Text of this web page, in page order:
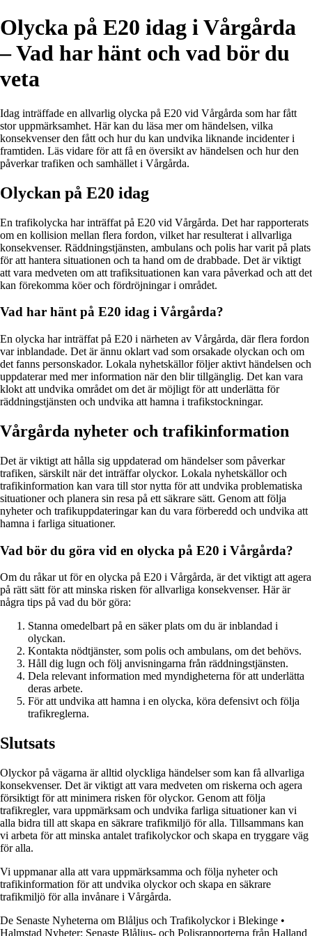
Olycka på E20 idag i Vårgårda
– Vad har hänt och vad bör du
veta
Idag inträffade en allvarlig olycka på E20 vid Vårgårda som har fått
stor uppmärksamhet. Här kan du läsa mer om händelsen, vilka
konsekvenser den fått och hur du kan undvika liknande incidenter i
framtiden. Läs vidare för att få en översikt av händelsen och hur den
påverkar trafiken och samhället i Vårgårda.
Olyckan på E20 idag
En trafikolycka har inträffat på E20 vid Vårgårda. Det har rapporterats
om en kollision mellan flera fordon, vilket har resulterat i allvarliga
konsekvenser. Räddningstjänsten, ambulans och polis har varit på plats
för att hantera situationen och ta hand om de drabbade. Det är viktigt
att vara medveten om att trafiksituationen kan vara påverkad och att det
kan förekomma köer och fördröjningar i området.
Vad har hänt på E20 idag i Vårgårda?
En olycka har inträffat på E20 i närheten av Vårgårda, där flera fordon
var inblandade. Det är ännu oklart vad som orsakade olyckan och om
det fanns personskador. Lokala nyhetskällor följer aktivt händelsen och
uppdaterar med mer information när den blir tillgänglig. Det kan vara
klokt att undvika området om det är möjligt för att underlätta för
räddningstjänsten och undvika att hamna i trafikstockningar.
Vårgårda nyheter och trafikinformation
Det är viktigt att hålla sig uppdaterad om händelser som påverkar
trafiken, särskilt när det inträffar olyckor. Lokala nyhetskällor och
trafikinformation kan vara till stor nytta för att undvika problematiska
situationer och planera sin resa på ett säkrare sätt. Genom att följa
nyheter och trafikuppdateringar kan du vara förberedd och undvika att
hamna i farliga situationer.
Vad bör du göra vid en olycka på E20 i Vårgårda?
Om du råkar ut för en olycka på E20 i Vårgårda, är det viktigt att agera
på rätt sätt för att minska risken för allvarliga konsekvenser. Här är
några tips på vad du bör göra:
Stanna omedelbart på en säker plats om du är inblandad i
olyckan.
Kontakta nödtjänster, som polis och ambulans, om det behövs.
Håll dig lugn och följ anvisningarna från räddningstjänsten.
Dela relevant information med myndigheterna för att underlätta
deras arbete.
För att undvika att hamna i en olycka, köra defensivt och följa
trafikreglerna.
Slutsats
Olyckor på vägarna är alltid olyckliga händelser som kan få allvarliga
konsekvenser. Det är viktigt att vara medveten om riskerna och agera
försiktigt för att minimera risken för olyckor. Genom att följa
trafikregler, vara uppmärksam och undvika farliga situationer kan vi
alla bidra till att skapa en säkrare trafikmiljö för alla. Tillsammans kan
vi arbeta för att minska antalet trafikolyckor och skapa en tryggare väg
för alla.
Vi uppmanar alla att vara uppmärksamma och följa nyheter och
trafikinformation för att undvika olyckor och skapa en säkrare
trafikmiljö för alla invånare i Vårgårda.
De Senaste Nyheterna om Blåljus och Trafikolyckor i Blekinge •
Halmstad Nyheter: Senaste Blåljus- och Polisrapporterna från Halland